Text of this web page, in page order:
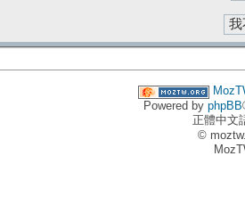
Powered by phpBB
正體中文
©